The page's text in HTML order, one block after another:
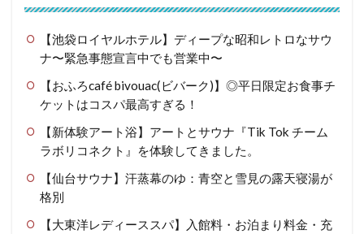
【池袋ロイヤルホテル】ディープな昭和レトロなサウ
ナ〜緊急事態宣言中でも営業中〜
【おふろcafé bivouac(ビバーク)】◎平日限定お食事チ
ケットはコスパ最高すぎる！
【新体験アート浴】アートとサウナ『Tik Tok チーム
ラボリコネクト』を体験してきました。
【仙台サウナ】汗蒸幕のゆ：青空と雪見の露天寝湯が
格別
【大東洋レディーススパ】入館料・お泊まり料金・充